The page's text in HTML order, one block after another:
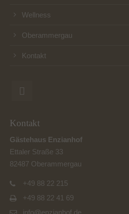
Wellness
Oberammergau
Kontakt
Kontakt
Gästehaus Enzianhof
Ettaler Straße 33
82487 Oberammergau
+49 88 22 215
+49 88 22 41 69